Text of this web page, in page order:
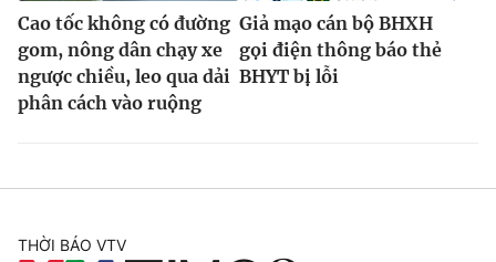
Cao tốc không có đường
gom, nông dân chạy xe
ngược chiều, leo qua dải
phân cách vào ruộng
Giả mạo cán bộ BHXH
gọi điện thông báo thẻ
BHYT bị lỗi
THỜI BÁO VTV